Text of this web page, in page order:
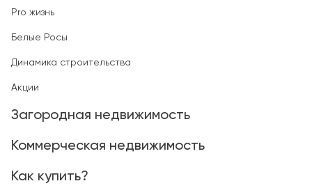
Pro жизнь
Белые Росы
Динамика строительства
Акции
Загородная недвижимость
Коммерческая недвижимость
Как купить?